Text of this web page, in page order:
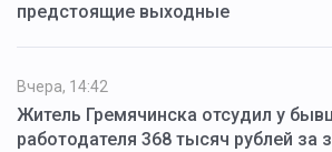
предстоящие выходные
Вчера, 14:42
Житель Гремячинска отсудил у
работодателя 368 тысяч рублей за